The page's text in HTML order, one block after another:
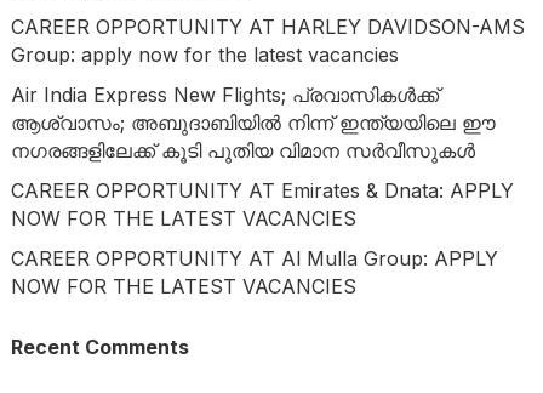
CAREER OPPORTUNITY AT HARLEY DAVIDSON-AMS
Group: apply now for the latest vacancies
Air India Express New Flights; പ്രവാസികൾക്ക്
ആശ്വാസം; അബുദാബിയിൽ നിന്ന് ഇന്ത്യയിലെ ഈ
നഗരങ്ങളിലേക്ക് കൂടി പുതിയ വിമാന സർവീസുകൾ
CAREER OPPORTUNITY AT Emirates & Dnata: APPLY
NOW FOR THE LATEST VACANCIES
CAREER OPPORTUNITY AT Al Mulla Group: APPLY
NOW FOR THE LATEST VACANCIES
Recent Comments